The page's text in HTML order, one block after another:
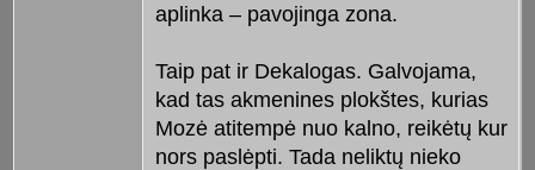
aplinka – pavojinga zona.
Taip pat ir Dekalogas. Galvojama,
kad tas akmenines plokštes, kurias
Mozė atitempė nuo kalno, reikėtų kur
nors paslėpti. Tada neliktų nieko